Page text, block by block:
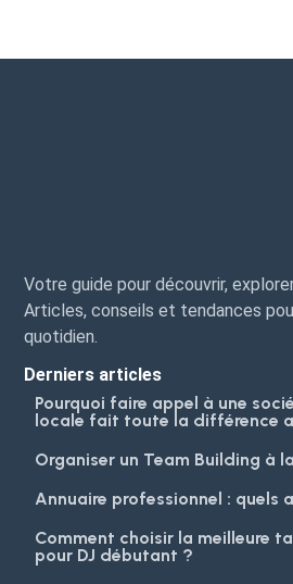
Votre guide pour découvrir,
Articles, conseils et tendances
quotidien.
Derniers articles
Pourquoi faire appel à une
locale fait toute la différence
Organiser un Team Building à
Annuaire professionnel : quels
Comment choisir la meilleure
pour DJ débutant ?